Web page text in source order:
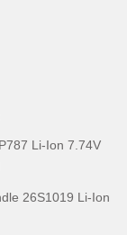
Li-Ion 7.74V
26S1019 Li-Ion